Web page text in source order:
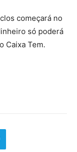
começará no
só poderá
Caixa Tem.